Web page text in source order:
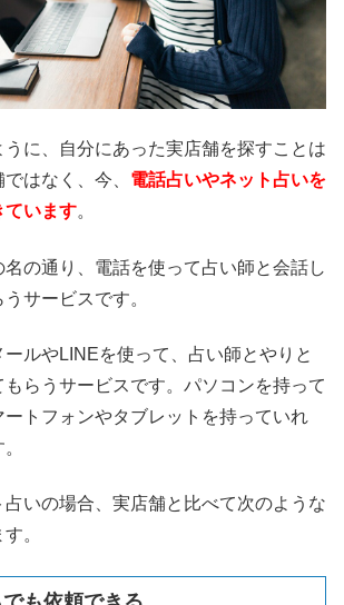
うに、自分にあった実店舗を探すことは
はなく、今、 電話占いやネット占いを
ています。
の通り、電話を使って占い師と会話し
サービスです。
ルやLINEを使って、占い師とやりと
もらうサービスです。パソコンを持って
ートフォンやタブレットを持っていれ
いの場合、実店舗と比べて次のような
。